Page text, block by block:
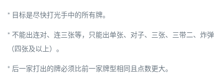
* 目标是尽快打光手中的所有牌。
* 不能出连对、连三张等，只能出单张、对子、三张、三带二、炸弹
（四张及以上）。
* 后一家打出的牌必须比前一家牌型相同且点数更大。